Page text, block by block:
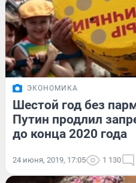
ЭКОНОМИКА
Шестой год без
Путин продлил
до конца 2020 года
24 июня, 2019, 17:05 1 130